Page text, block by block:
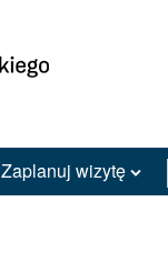
Zaplanuj wizytę